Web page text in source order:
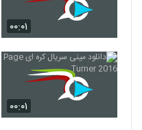
۰۰:۰۱
۰۰:۰۱